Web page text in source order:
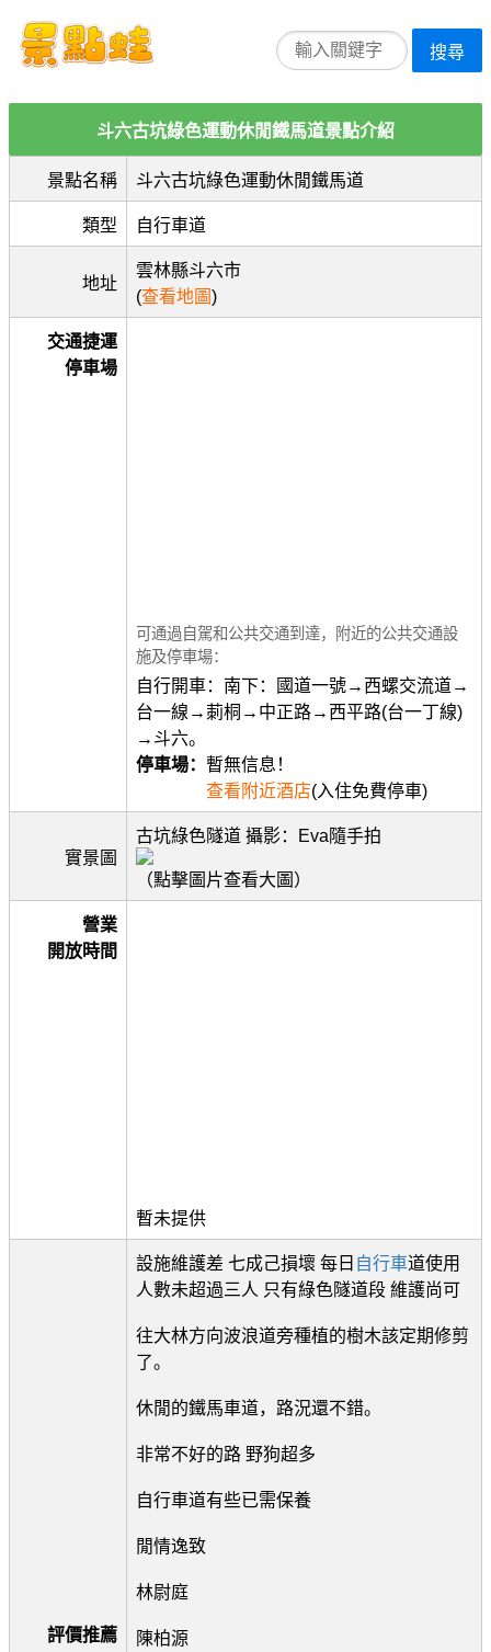
搜尋
斗六古坑綠色運動休閒鐵馬道景點介紹
景點名稱 斗六古坑綠色運動休閒鐵馬道
類型 自行車道
地址
雲林縣斗六市
(查看地圖)
交通捷運
停車場
可通過自駕和公共交通到達，附近的公共交通設
施及停車場：
自行開車：南下：國道一號→西螺交流道→
台一線→莿桐→中正路→西平路(台一丁線)
→斗六。
停車場： 暫無信息！
查看附近酒店(入住免費停車)
實景圖
古坑綠色隧道 攝影：Eva隨手拍
（點擊圖片查看大圖）
營業
開放時間
暫未提供
評價推薦
設施維護差 七成己損壞 每日 自行車道使用
人數未超過三人 只有綠色隧道段 維護尚可
往大林方向波浪道旁種植的樹木該定期修剪
了。
休閒的鐵馬車道，路況還不錯。
非常不好的路 野狗超多
自行車道有些已需保養
閒情逸致
林尉庭
陳柏源